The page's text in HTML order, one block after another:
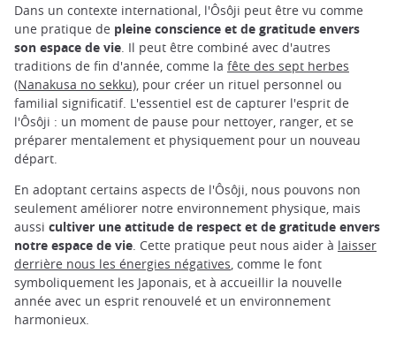
Dans un contexte international, l'Ôsôji peut être vu comme
une pratique de pleine conscience et de gratitude envers
son espace de vie. Il peut être combiné avec d'autres
traditions de fin d'année, comme la fête des sept herbes
(Nanakusa no sekku), pour créer un rituel personnel ou
familial significatif. L'essentiel est de capturer l'esprit de
l'Ôsôji : un moment de pause pour nettoyer, ranger, et se
préparer mentalement et physiquement pour un nouveau
départ.
En adoptant certains aspects de l'Ôsôji, nous pouvons non
seulement améliorer notre environnement physique, mais
aussi cultiver une attitude de respect et de gratitude envers
notre espace de vie. Cette pratique peut nous aider à laisser
derrière nous les énergies négatives, comme le font
symboliquement les Japonais, et à accueillir la nouvelle
année avec un esprit renouvelé et un environnement
harmonieux.